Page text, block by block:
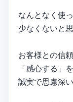
なんとなく使
少なくないと
お客様との信
「感心する」
誠実で思慮深